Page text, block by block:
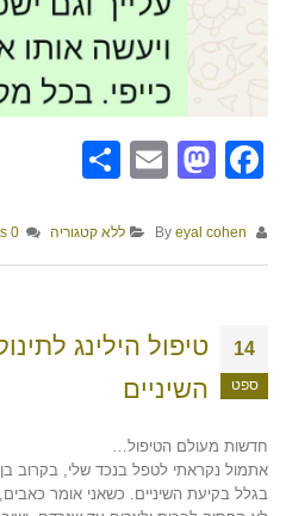
Facebook
Mastodon
Email
eyal cohen ללא קטגוריה 0 Comments
14
ספט
טיפול הילינג
השיניים
חדשות מעולם הטיפול…
אתמול נקראתי לטפל בנכד שלי, בקרוב
בגלל בקיעת השיניים. כשאני אומר